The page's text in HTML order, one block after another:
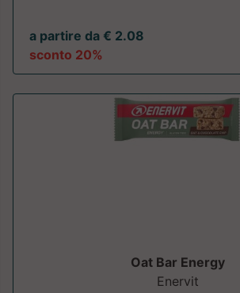
a partire da € 2.08
sconto 20%
Oat Bar Energy
Enervit